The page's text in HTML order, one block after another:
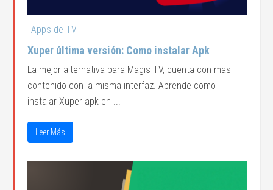
Apps de TV
Xuper última versión: Como instalar Apk
La mejor alternativa para Magis TV, cuenta con mas
contenido con la misma interfaz. Aprende como
instalar Xuper apk en ...
Leer Más